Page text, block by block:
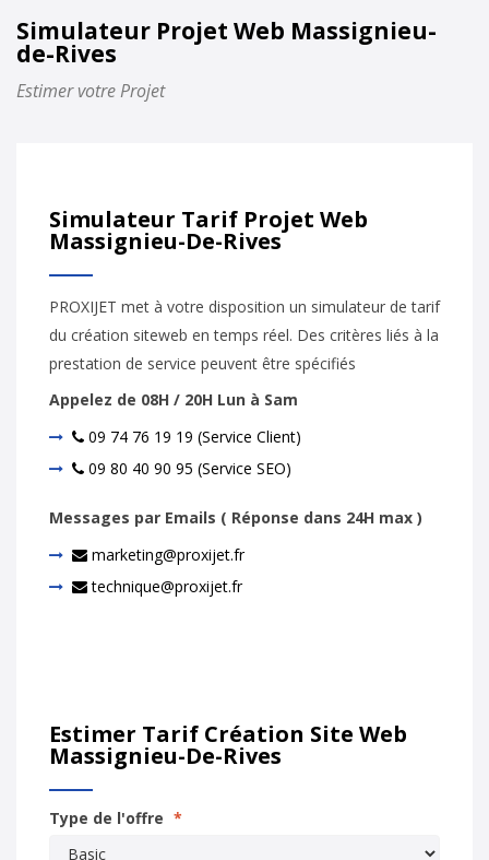
Simulateur Projet Web Massignieu-
de-Rives
Estimer votre Projet
Simulateur Tarif Projet Web
Massignieu-De-Rives
PROXIJET met à votre disposition un simulateur de tarif
du création siteweb en temps réel. Des critères liés à la
prestation de service peuvent être spécifiés
Appelez de 08H / 20H Lun à Sam
09 74 76 19 19 (Service Client)
09 80 40 90 95 (Service SEO)
Messages par Emails ( Réponse dans 24H max )
marketing@proxijet.fr
technique@proxijet.fr
Estimer Tarif Création Site Web
Massignieu-De-Rives
Type de l'offre *